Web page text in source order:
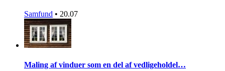
Samfund • 20.07
Maling af vinduer som en del af vedligeholdel…